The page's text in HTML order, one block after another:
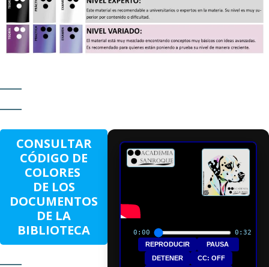
CONSULTAR
CÓDIGO DE
COLORES
DE LOS
DOCUMENTOS
DE LA
BIBLIOTECA
0:00 0:32
REPRODUCIR
PAUSA
DETENER
CC: OFF